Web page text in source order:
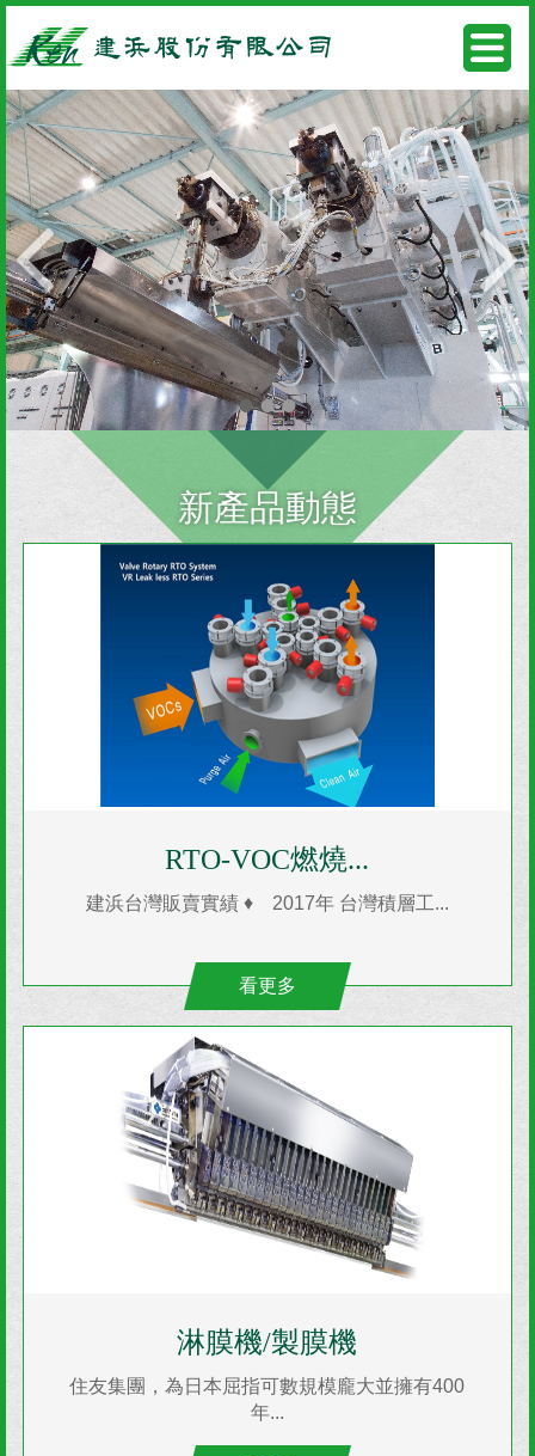
•••
新產品動態
RTO-VOC燃燒...
建浜台灣販賣實績 ♦ 2017年 台灣積層工...
看更多
淋膜機/製膜機
住友集團，為日本屈指可數規模龐大並擁有400
年...